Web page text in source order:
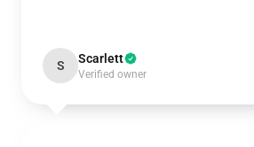
S Scarlett
Verified owner